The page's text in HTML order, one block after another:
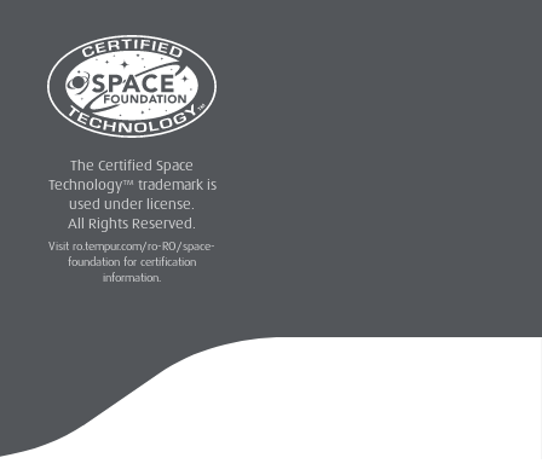
The Certified Space
Technology™ trademark is
used under license.
All Rights Reserved.
Visit ro.tempur.com/ro-RO/space-
foundation for certification
information.